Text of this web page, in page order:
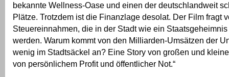
bekannte Wellness-Oase und einen der deutschlandweit
Plätze. Trotzdem ist die Finanzlage desolat. Der Film fragt
Steuereinnahmen, die in der Stadt wie ein
werden. Warum kommt von den Milliarden-Umsätzen der
wenig im Stadtsäckel an? Eine Story von großen und
von persönlichem Profit und öffentlicher Not.“